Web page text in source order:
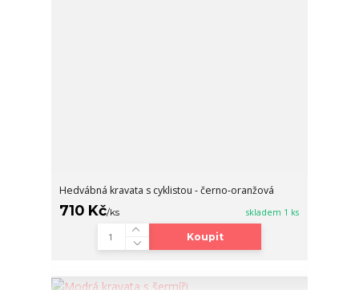
Hedvábná kravata s cyklistou - černo-oranžová
710 Kč/ks skladem 1 ks
Koupit